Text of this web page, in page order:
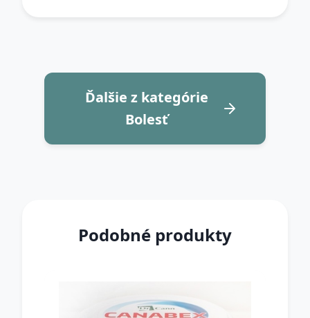
Ďalšie z kategórie
Bolesť
Podobné produkty